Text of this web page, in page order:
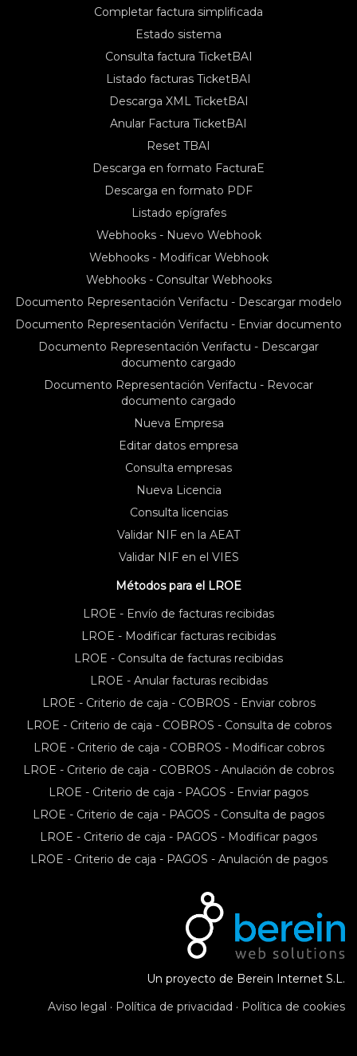
Completar factura simplificada
Estado sistema
Consulta factura TicketBAI
Listado facturas TicketBAI
Descarga XML TicketBAI
Anular Factura TicketBAI
Reset TBAI
Descarga en formato FacturaE
Descarga en formato PDF
Listado epígrafes
Webhooks - Nuevo Webhook
Webhooks - Modificar Webhook
Webhooks - Consultar Webhooks
Documento Representación Verifactu - Descargar modelo
Documento Representación Verifactu - Enviar documento
Documento Representación Verifactu - Descargar
documento cargado
Documento Representación Verifactu - Revocar
documento cargado
Nueva Empresa
Editar datos empresa
Consulta empresas
Nueva Licencia
Consulta licencias
Validar NIF en la AEAT
Validar NIF en el VIES
Métodos para el LROE
LROE - Envío de facturas recibidas
LROE - Modificar facturas recibidas
LROE - Consulta de facturas recibidas
LROE - Anular facturas recibidas
LROE - Criterio de caja - COBROS - Enviar cobros
LROE - Criterio de caja - COBROS - Consulta de cobros
LROE - Criterio de caja - COBROS - Modificar cobros
LROE - Criterio de caja - COBROS - Anulación de cobros
LROE - Criterio de caja - PAGOS - Enviar pagos
LROE - Criterio de caja - PAGOS - Consulta de pagos
LROE - Criterio de caja - PAGOS - Modificar pagos
LROE - Criterio de caja - PAGOS - Anulación de pagos
Un proyecto de Berein Internet S.L.
Aviso legal · Política de privacidad · Política de cookies